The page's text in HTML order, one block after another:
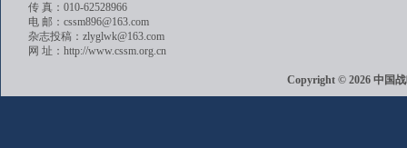
传 真：010-62528966
电 邮：cssm896@163.com
杂志投稿：zlyglwk@163.com
网 址：http://www.cssm.org.cn
Copyright © 2026 中国